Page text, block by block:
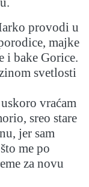
provodi u
majke
i bake Gorice.
svetlosti
vraćam
sreo stare
jer sam
me po
za novu